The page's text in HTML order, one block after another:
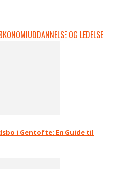
UDDANNELSE OG LEDELSE
i Gentofte: En Guide til